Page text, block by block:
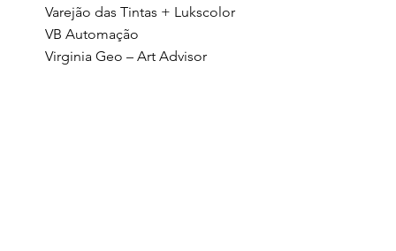
Varejão das Tintas + Lukscolor
VB Automação
Virginia Geo – Art Advisor